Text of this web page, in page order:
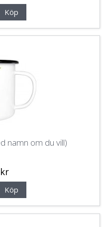
Köp
namn om du vill)
Köp